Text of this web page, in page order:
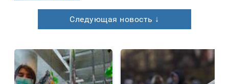
Следующая новость ↓